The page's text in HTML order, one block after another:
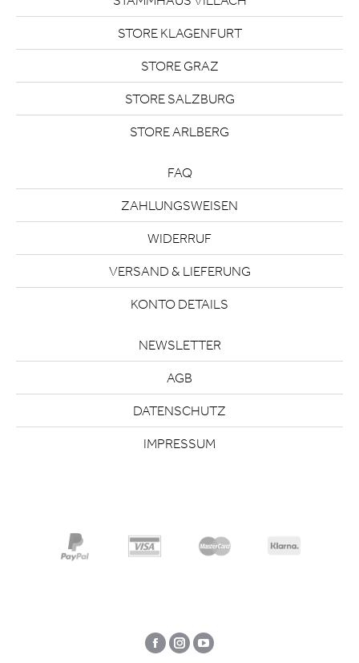
STORE KLAGENFURT
STORE GRAZ
STORE SALZBURG
STORE ARLBERG
FAQ
ZAHLUNGSWEISEN
WIDERRUF
VERSAND & LIEFERUNG
KONTO DETAILS
NEWSLETTER
AGB
DATENSCHUTZ
IMPRESSUM
Facebook
InstagramYouTube